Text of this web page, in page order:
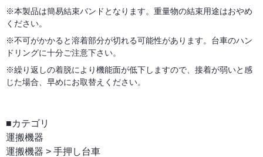
※本製品は簡易結束バンドとなります。重量物の結束用途はおやめ
ください。
※不可がかかると溶着部分が切れる可能性があります。台車のハン
ドリングに十分ご注意下さい。
※繰り返しの着脱により機能面が低下しますので、接着が弱いと感
じた場合、早めにお取替えください。
■カテゴリ
運搬機器
運搬機器 > 手押し台車